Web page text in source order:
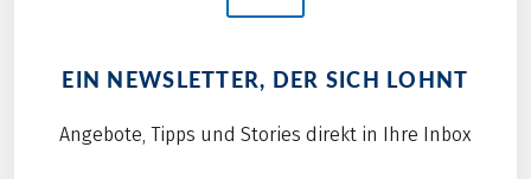
EIN NEWSLETTER, DER SICH LOHNT
Angebote, Tipps und Stories direkt in Ihre Inbox